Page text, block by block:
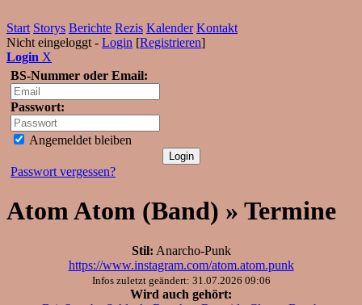
Start Storys Berichte Rezis Kalender Kontakt
Nicht eingeloggt - Login [Registrieren]
Login X
BS-Nummer oder Email:
Passwort:
Angemeldet bleiben
Passwort vergessen?
Atom Atom (Band) » Termine
Stil: Anarcho-Punk
https://www.instagram.com/atom.atom.punk
Infos zuletzt geändert: 31.07.2026 09:06
Wird auch gehört: